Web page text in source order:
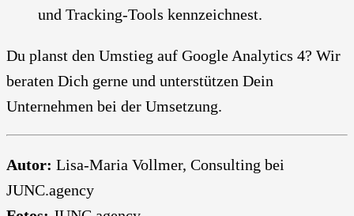
und Tracking-Tools kennzeichnest.
Du planst den Umstieg auf Google Analytics 4? Wir
beraten Dich gerne und unterstützen Dein
Unternehmen bei der Umsetzung.
Autor: Lisa-Maria Vollmer, Consulting bei
JUNC.agency